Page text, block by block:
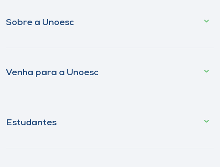
Sobre a Unoesc
Venha para a Unoesc
Estudantes